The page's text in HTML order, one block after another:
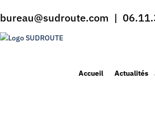
bureau@sudroute.com |
Accueil Actualités